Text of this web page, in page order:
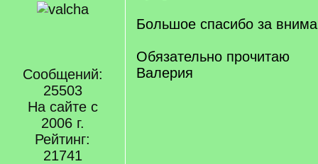
Сообщений:
25503
На сайте с
2006 г.
Рейтинг:
21741
Большое спасибо за
Обязательно прочитаю
Валерия